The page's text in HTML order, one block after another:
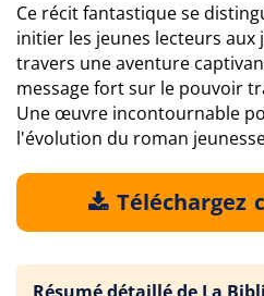
Ce récit fantastique se
initier les jeunes lecteurs
travers une aventure
message fort sur le pouvoir
Une œuvre incontournable
l'évolution du roman
Téléchargez